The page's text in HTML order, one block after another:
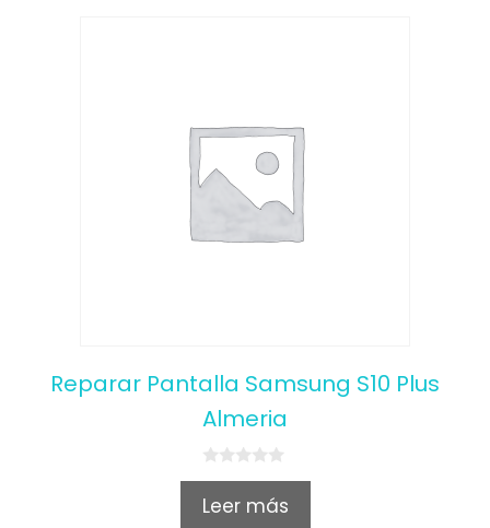
Reparar Pantalla Samsung S10 Plus
Almeria
0
u
Leer más